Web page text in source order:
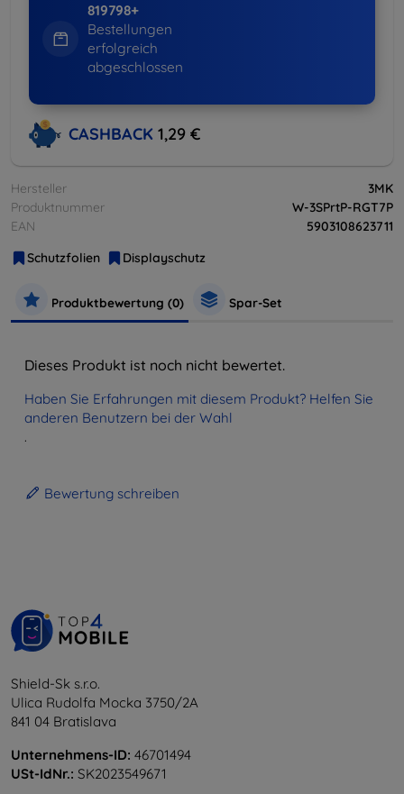
819798+
Bestellungen
erfolgreich
abgeschlossen
CASHBACK 1,29 €
Hersteller
3MK
Produktnummer
W-3SPrtP-RGT7P
EAN
5903108623711
Schutzfolien
Displayschutz
Produktbewertung (0) Spar-Set
Dieses Produkt ist noch nicht bewertet.
Haben Sie Erfahrungen mit diesem Produkt? Helfen Sie
anderen Benutzern bei der Wahl
.
Bewertung schreiben
Shield-Sk s.r.o.
Ulica Rudolfa Mocka 3750/2A
841 04 Bratislava
Unternehmens-ID: 46701494
USt-IdNr.: SK2023549671